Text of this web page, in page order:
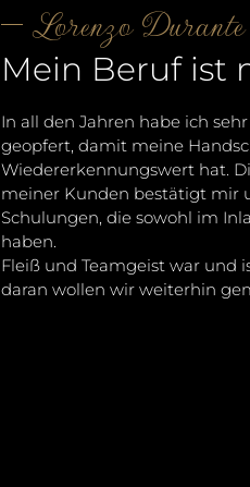
Lorenzo Durante
Mein Beruf ist
In all den Jahren habe ich
geopfert, damit meine
Wiedererkennungswert hat.
meiner Kunden bestätigt mir
Schulungen, die sowohl im
haben.
Fleiß und Teamgeist war und
daran wollen wir weiterhin